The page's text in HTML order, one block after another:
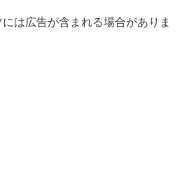
は広告が含まれる場合がありま